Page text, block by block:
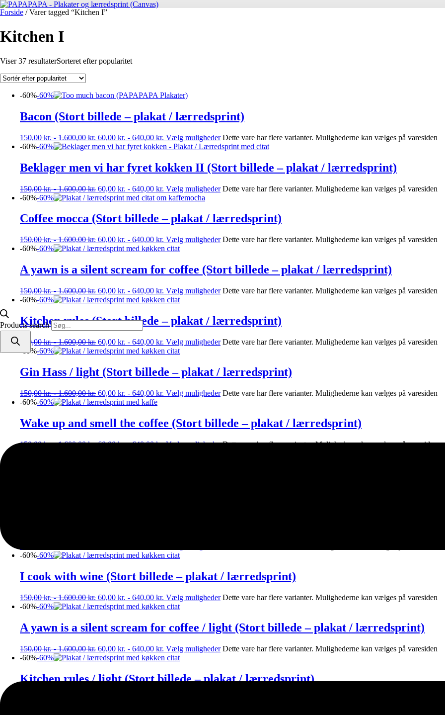
Products search
Forside / Varer tagged “Kitchen I”
Kitchen I
Viser 37 resultaterSorteret efter popularitet
-60%-60%
Bacon (Stort billede – plakat / lærredsprint)
150,00kr.-1.600,00kr. 60,00 kr. - 640,00 kr. Vælg muligheder Dette vare har flere varianter. Mulighederne kan vælges på varesiden
-60%-60%
Beklager men vi har fyret kokken II (Stort billede – plakat / lærredsprint)
150,00kr.-1.600,00kr. 60,00 kr. - 640,00 kr. Vælg muligheder Dette vare har flere varianter. Mulighederne kan vælges på varesiden
-60%-60%
Coffee mocca (Stort billede – plakat / lærredsprint)
150,00kr.-1.600,00kr. 60,00 kr. - 640,00 kr. Vælg muligheder Dette vare har flere varianter. Mulighederne kan vælges på varesiden
-60%-60%
A yawn is a silent scream for coffee (Stort billede – plakat / lærredsprint)
150,00kr.-1.600,00kr. 60,00 kr. - 640,00 kr. Vælg muligheder Dette vare har flere varianter. Mulighederne kan vælges på varesiden
-60%-60%
Kitchen rules (Stort billede – plakat / lærredsprint)
150,00kr.-1.600,00kr. 60,00 kr. - 640,00 kr. Vælg muligheder Dette vare har flere varianter. Mulighederne kan vælges på varesiden
-60%-60%
Gin Hass / light (Stort billede – plakat / lærredsprint)
150,00kr.-1.600,00kr. 60,00 kr. - 640,00 kr. Vælg muligheder Dette vare har flere varianter. Mulighederne kan vælges på varesiden
-60%-60%
Wake up and smell the coffee (Stort billede – plakat / lærredsprint)
150,00kr.-1.600,00kr. 60,00kr.-640,00kr. Vælg muligheder Dette vare har flere varianter. Mulighederne kan vælges på varesiden
-60%-60%
I cook with wine (Stort billede – plakat / lærredsprint)
150,00kr.-1.600,00kr. 60,00 kr. - 640,00 kr. Vælg muligheder Dette vare har flere varianter. Mulighederne kan vælges på varesiden
-60%-60%
A yawn is a silent scream for coffee / light (Stort billede – plakat / lærredsprint)
150,00kr.-1.600,00kr. 60,00 kr. - 640,00 kr. Vælg muligheder Dette vare har flere varianter. Mulighederne kan vælges på varesiden
-60%-60%
Kitchen rules / light (Stort billede – plakat / lærredsprint)